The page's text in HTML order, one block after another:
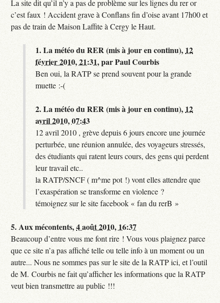
La site dit qu’il n’y a pas de problème sur les lignes du rer or
c’est faux ! Accident grave à Conflans fin d’oise avant 17h00 et
pas de train de Maison Laffite à Cergy le Haut.
1.La météo du RER (mis à jour en continu), 12
février 2010, 21:31,parPaul Courbis
Ben oui, la RATP se prend souvent pour la grande
muette :-(
2.La météo du RER (mis à jour en continu), 12
avril 2010, 07:43
12 avril 2010 , grève depuis 6 jours encore une journée
perturbée, une réunion annulée, des voyageurs stressés,
des étudiants qui ratent leurs cours, des gens qui perdent
leur travail etc..
la RATP/SNCF ( m^me pot !) vont elles attendre que
l’exaspération se transforme en violence ?
témoignez sur le site facebook « fan du rerB »
5.Aux mécontents,4 août 2010, 16:37
Beaucoup d’entre vous me font rire ! Vous vous plaignez parce
que ce site n’a pas affiché telle ou telle info à un moment ou un
autre... Nous ne sommes pas sur le site de la RATP ici, et l’outil
de M. Courbis ne fait qu’afficher les informations que la RATP
veut bien transmettre au public !!!